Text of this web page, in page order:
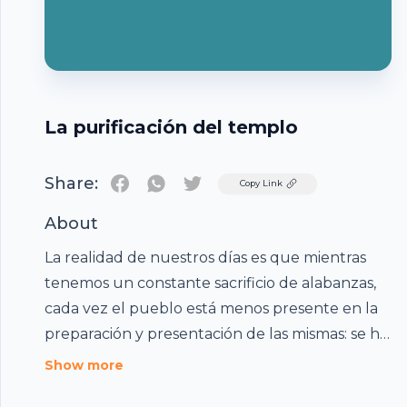
La purificación del templo
Share: TwitterCopy Link
About
La realidad de nuestros días es que mientras
tenemos un constante sacrificio de alabanzas,
cada vez el pueblo está menos presente en la
preparación y presentación de las mismas: se ha
profesionalizado la adoración, se adora —en
Show more